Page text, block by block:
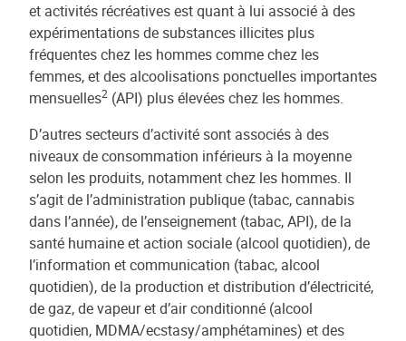
et activités récréatives est quant à lui associé à des
expérimentations de substances illicites plus
fréquentes chez les hommes comme chez les
femmes, et des alcoolisations ponctuelles importantes
mensuelles2 (API) plus élevées chez les hommes.
D’autres secteurs d’activité sont associés à des
niveaux de consommation inférieurs à la moyenne
selon les produits, notamment chez les hommes. Il
s’agit de l’administration publique (tabac, cannabis
dans l’année), de l’enseignement (tabac, API), de la
santé humaine et action sociale (alcool quotidien), de
l’information et communication (tabac, alcool
quotidien), de la production et distribution d’électricité,
de gaz, de vapeur et d’air conditionné (alcool
quotidien, MDMA/ecstasy/amphétamines) et des